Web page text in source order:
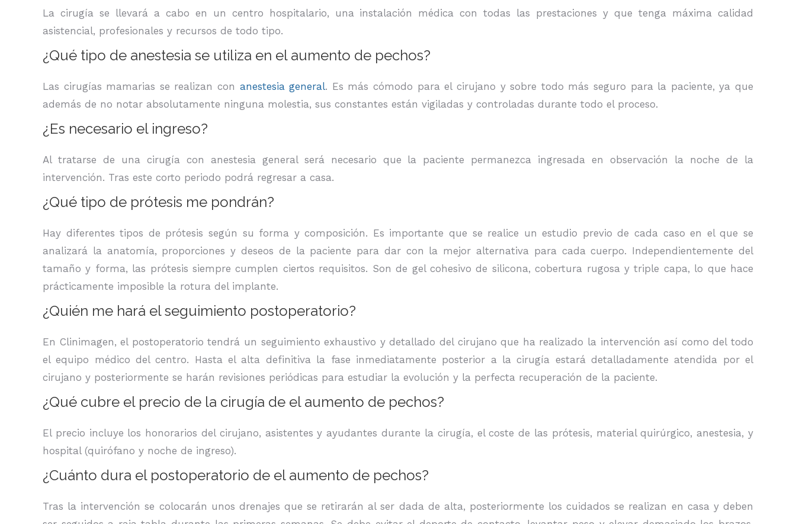
La cirugía se llevará a cabo en un centro hospitalario, una instalación médica con todas las prestaciones y que tenga máxima calidad
asistencial, profesionales y recursos de todo tipo.
¿Qué tipo de anestesia se utiliza en el aumento de pechos?
Las cirugías mamarias se realizan con anestesia general. Es más cómodo para el cirujano y sobre todo más seguro para la paciente, ya que
además de no notar absolutamente ninguna molestia, sus constantes están vigiladas y controladas durante todo el proceso.
¿Es necesario el ingreso?
Al tratarse de una cirugía con anestesia general será necesario que la paciente permanezca ingresada en observación la noche de la
intervención. Tras este corto periodo podrá regresar a casa.
¿Qué tipo de prótesis me pondrán?
Hay diferentes tipos de prótesis según su forma y composición. Es importante que se realice un estudio previo de cada caso en el que se
analizará la anatomía, proporciones y deseos de la paciente para dar con la mejor alternativa para cada cuerpo. Independientemente del
tamaño y forma, las prótesis siempre cumplen ciertos requisitos. Son de gel cohesivo de silicona, cobertura rugosa y triple capa, lo que hace
prácticamente imposible la rotura del implante.
¿Quién me hará el seguimiento postoperatorio?
En Clinimagen, el postoperatorio tendrá un seguimiento exhaustivo y detallado del cirujano que ha realizado la intervención así como del todo
el equipo médico del centro. Hasta el alta definitiva la fase inmediatamente posterior a la cirugía estará detalladamente atendida por el
cirujano y posteriormente se harán revisiones periódicas para estudiar la evolución y la perfecta recuperación de la paciente.
¿Qué cubre el precio de la cirugía de el aumento de pechos?
El precio incluye los honorarios del cirujano, asistentes y ayudantes durante la cirugía, el coste de las prótesis, material quirúrgico, anestesia, y
hospital (quirófano y noche de ingreso).
¿Cuánto dura el postoperatorio de el aumento de pechos?
Tras la intervención se colocarán unos drenajes que se retirarán al ser dada de alta, posteriormente los cuidados se realizan en casa y deben